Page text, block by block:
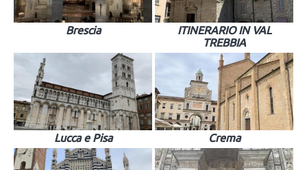
Brescia
ITINERARIO IN VAL
TREBBIA
Lucca e Pisa Crema